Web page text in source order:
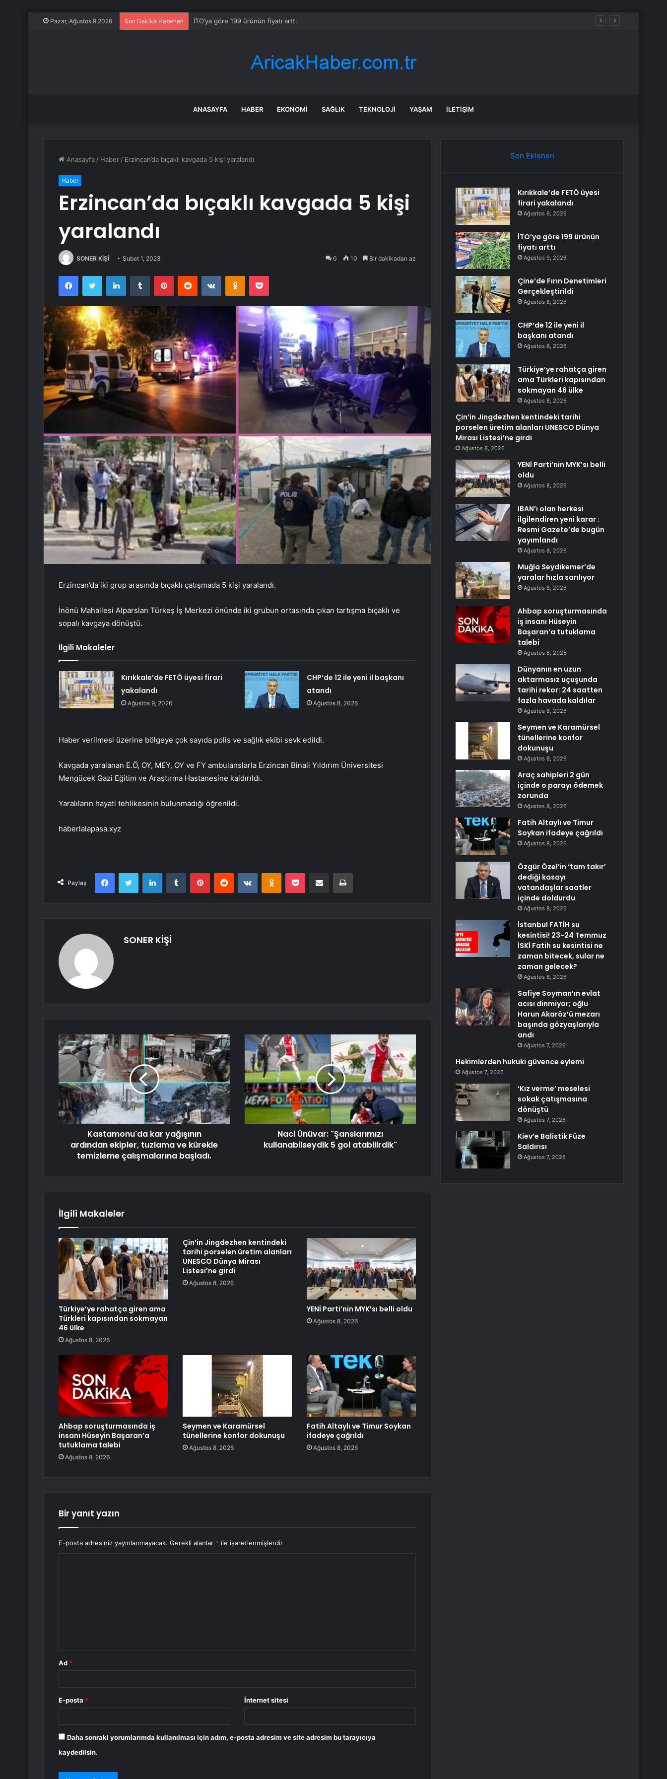
Pazar, Ağustos 9 2026 Son Dakika Haberleri İTO’ya göre 199 ürünün fiyatı arttı
ANASAYFA HABER EKONOMI SAĞLIK TEKNOLOJI YAŞAM İLETIŞIM
Anasayfa / Haber / Erzincan’da bıçaklı kavgada 5 kişi yaralandı
Haber
Erzincan’da bıçaklı kavgada 5 kişi
yaralandı
SONER KİŞİ Şubat 1, 2023 0 10 Bir dakikadan az
FacebookTwitter LinkedInTumblr PinterestReddit VKontakteOdnoklassniki
Pocket
Erzincan’da iki grup arasında bıçaklı çatışmada 5 kişi yaralandı.
İnönü Mahallesi Alparslan Türkeş İş Merkezi önünde iki grubun ortasında çıkan tartışma bıçaklı ve
sopalı kavgaya dönüştü.
İlgili Makaleler
Kırıkkale’de FETÖ üyesi firari
yakalandı
Ağustos 9, 2026
CHP’de 12 ile yeni il başkanı
atandı
Ağustos 8, 2026
Haber verilmesi üzerine bölgeye çok sayıda polis ve sağlık ekibi sevk edildi.
Kavgada yaralanan E.Ö, OY, MEY, OY ve FY ambulanslarla Erzincan Binali Yıldırım Üniversitesi
Mengücek Gazi Eğitim ve Araştırma Hastanesine kaldırıldı.
Yaralıların hayati tehlikesinin bulunmadığı öğrenildi.
haberlalapasa.xyz
Paylaş
FacebookTwitter LinkedInTumblr PinterestReddit VKontakteOdnoklassniki
Pocket E-Posta ile paylaş Yazdır
SONER KİŞİ
Kastamonu'da kar yağışının
ardından ekipler, tuzlama ve kürekle
temizleme çalışmalarına başladı.
Naci Ünüvar: "Şanslarımızı
kullanabilseydik 5 gol atabilirdik"
İlgili Makaleler
Türkiye’ye rahatça giren ama
Türkleri kapısından sokmayan
46 ülke
Ağustos 8, 2026
Çin’in Jingdezhen kentindeki
tarihi porselen üretim alanları
UNESCO Dünya Mirası
Listesi’ne girdi
Ağustos 8, 2026
YENİ Parti’nin MYK’sı belli oldu
Ağustos 8, 2026
Ahbap soruşturmasında iş
insanı Hüseyin Başaran’a
tutuklama talebi
Ağustos 8, 2026
Seymen ve Karamürsel
tünellerine konfor dokunuşu
Ağustos 8, 2026
Fatih Altaylı ve Timur Soykan
ifadeye çağrıldı
Ağustos 8, 2026
Bir yanıt yazın
E-posta adresiniz yayınlanmayacak. Gerekli alanlar * ile işaretlenmişlerdir
Ad *
E-posta * İnternet sitesi
Daha sonraki yorumlarımda kullanılması için adım, e-posta adresim ve site adresim bu tarayıcıya
kaydedilsin.
Son Eklenen
Kırıkkale’de FETÖ üyesi
firari yakalandı
Ağustos 9, 2026
İTO’ya göre 199 ürünün
fiyatı arttı
Ağustos 9, 2026
Çine’de Fırın Denetimleri
Gerçekleştirildi
Ağustos 8, 2026
CHP’de 12 ile yeni il
başkanı atandı
Ağustos 8, 2026
Türkiye’ye rahatça giren
ama Türkleri kapısından
sokmayan 46 ülke
Ağustos 8, 2026
Çin’in Jingdezhen kentindeki tarihi
porselen üretim alanları UNESCO Dünya
Mirası Listesi’ne girdi
Ağustos 8, 2026
YENİ Parti’nin MYK’sı belli
oldu
Ağustos 8, 2026
IBAN’ı olan herkesi
ilgilendiren yeni karar :
Resmi Gazete’de bugün
yayımlandı
Ağustos 8, 2026
Muğla Seydikemer’de
yaralar hızla sarılıyor
Ağustos 8, 2026
Ahbap soruşturmasında
iş insanı Hüseyin
Başaran’a tutuklama
talebi
Ağustos 8, 2026
Dünyanın en uzun
aktarmasız uçuşunda
tarihi rekor: 24 saatten
fazla havada kaldılar
Ağustos 8, 2026
Seymen ve Karamürsel
tünellerine konfor
dokunuşu
Ağustos 8, 2026
Araç sahipleri 2 gün
içinde o parayı ödemek
zorunda
Ağustos 8, 2026
Fatih Altaylı ve Timur
Soykan ifadeye çağrıldı
Ağustos 8, 2026
Özgür Özel’in ‘tam takır’
dediği kasayı
vatandaşlar saatler
içinde doldurdu
Ağustos 8, 2026
İstanbul FATİH su
kesintisi! 23-24 Temmuz
İSKİ Fatih su kesintisi ne
zaman bitecek, sular ne
zaman gelecek?
Ağustos 8, 2026
Safiye Soyman’ın evlat
acısı dinmiyor; oğlu
Harun Akaröz’ü mezarı
başında gözyaşlarıyla
andı
Ağustos 7, 2026
Hekimlerden hukuki güvence eylemi
Ağustos 7, 2026
‘Kız verme’ meselesi
sokak çatışmasına
dönüştü
Ağustos 7, 2026
Kiev’e Balistik Füze
Saldırısı
Ağustos 7, 2026